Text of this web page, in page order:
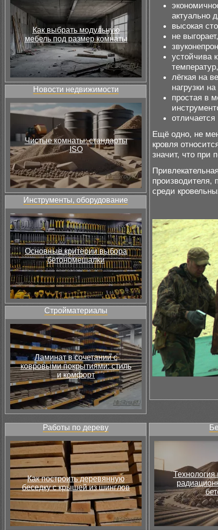
Как выбрать модульную
мебель под размер комнаты
Новости недвижимости
Чистые комнаты: стандарты
ISO
Инструменты, оборудование
Основные критерии выбора
бетономешалки
Стройматериалы
Ламинат в сочетании с
ковровыми покрытиями: стиль
и комфорт
актуально
высокая
не
устойчива
температур,
лёгкая на
нагрузки
простая в
Ещё одно, не
кровля
значит, что при
производителя,
среди
Работы по дереву
Как построить деревянную
беседку с крышей из шинглов
Технология